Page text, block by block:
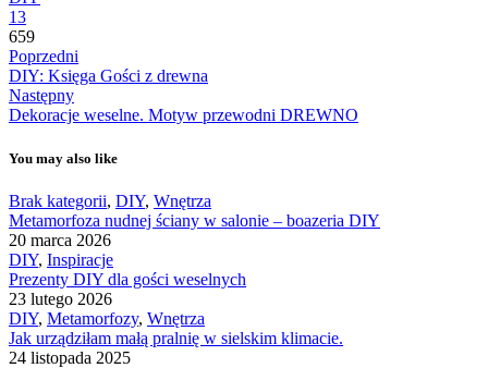
13
659
Poprzedni
DIY: Księga Gości z drewna
Następny
Dekoracje weselne. Motyw przewodni DREWNO
You may also like
Brak kategorii, DIY, Wnętrza
Metamorfoza nudnej ściany w salonie – boazeria DIY
20 marca 2026
DIY, Inspiracje
Prezenty DIY dla gości weselnych
23 lutego 2026
DIY, Metamorfozy, Wnętrza
Jak urządziłam małą pralnię w sielskim klimacie.
24 listopada 2025